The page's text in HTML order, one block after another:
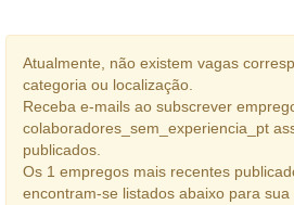
Atualmente, não existem vagas
categoria ou localização.
Receba e-mails ao subscrever
colaboradores_sem_experiencia_pt
publicados.
Os 1 empregos mais recentes
encontram-se listados abaixo para sua